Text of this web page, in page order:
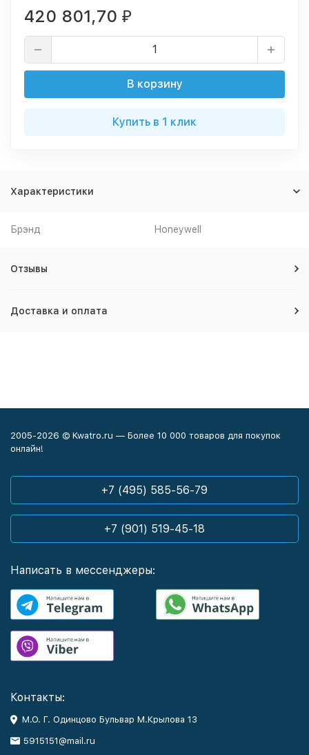
420 801,70 ₽
В корзину
Купить в 1 клик
Характеристики
Брэнд Honeywell
Отзывы
Доставка и оплата
2005-2026 © Kwatro.ru — Более 10 000 товаров для покупок
онлайн!
+7 (495) 585-56-79
+7 (901) 519-45-18
Написать в мессенджеры:
Контакты:
М.О. Г. Одинцово Бульвар М.Крылова 13
5915151@mail.ru